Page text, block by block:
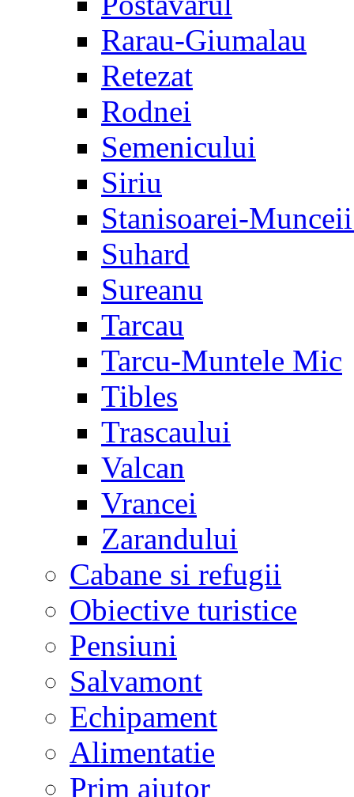
Rarau-Giumalau
Retezat
Rodnei
Semenicului
Siriu
Stanisoarei-
Suhard
Sureanu
Tarcau
Tarcu-Muntele Mic
Tibles
Trascaului
Valcan
Vrancei
Zarandului
Cabane si refugii
Obiective turistice
Pensiuni
Salvamont
Echipament
Alimentatie
Prim ajutor